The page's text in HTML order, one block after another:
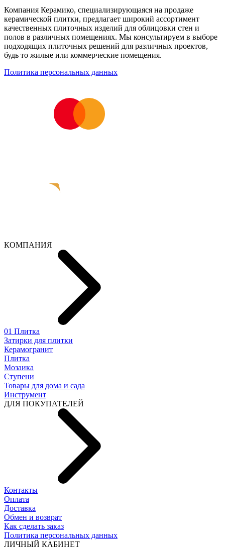
Компания Керамико, специализирующаяся на продаже
керамической плитки, предлагает широкий ассортимент
качественных плиточных изделий для облицовки стен и
полов в различных помещениях. Мы консультируем в выборе
подходящих плиточных решений для различных проектов,
будь то жилые или коммерческие помещения.
Политика персональных данных
КОМПАНИЯ
01 Плитка
Затирки для плитки
Керамогранит
Плитка
Мозаика
Ступени
Товары для дома и сада
Инструмент
ДЛЯ ПОКУПАТЕЛЕЙ
Контакты
Оплата
Доставка
Обмен и возврат
Как сделать заказ
Политика персональных данных
ЛИЧНЫЙ КАБИНЕТ